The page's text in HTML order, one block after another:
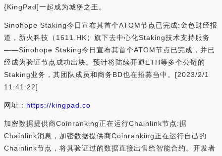
{KingPad]一起成为城堡之王。
Sinohope Staking今日宣布其首个ATOM节点已完成:金色财经报
道，新火科技（1611.HK）旗下去中心化Staking技术支持服务
——Sinohope Staking今日宣布其首个ATOM节点已完成，并已
经成为验证节点成功出块。预计将陆续开通ETH等多个公链的
Staking业务，其团队成员和商务BD也在招募当中。[2023/2/1
11:41:22]
网址： https://kingpad.co
加密数据提供商Coinranking正在运行Chainlink节点:据
Chainlink消息，加密数据提供商Coinranking正在运行自己的
Chainlink节点，将其验证过的数据直接出售给智能合约。开发者